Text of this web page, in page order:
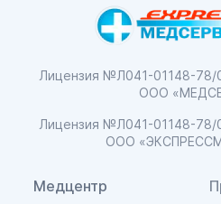
Лицензия №Л041-01148-78/
ООО
Лицензия №Л041-01148-78/
ООО
Медцентр